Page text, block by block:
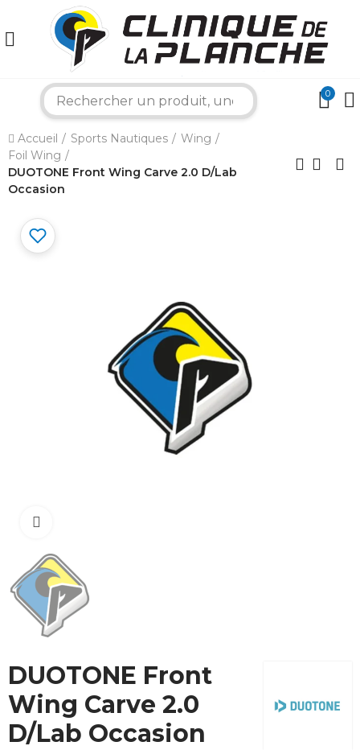
0
Accueil Sports Nautiques
Wing
Foil Wing
DUOTONE Front Wing Carve 2.0 D/Lab
Occasion
DUOTONE Front
Wing Carve 2.0
D/Lab Occasion
×
Bonjour ! Je suis votre expert nautique.
Comment puis-je vous aider aujourd'hui ?